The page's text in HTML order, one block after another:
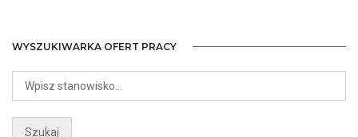
WYSZUKIWARKA OFERT PRACY